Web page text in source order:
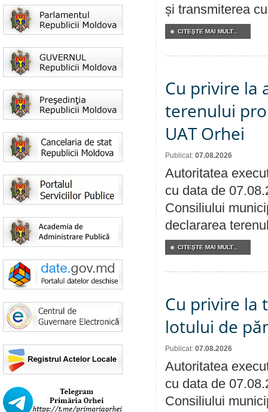
și transmiterea
CITEŞTE MAI MULT...
Cu privire la
terenului
UAT Orhei
Publicat: 07.08.2026
Autoritatea
cu data de
Consiliului
declararea
CITEŞTE MAI MULT...
Cu privire la
lotului de
Publicat: 07.08.2026
Autoritatea
cu data de
Consiliului